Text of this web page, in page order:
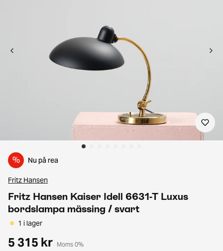
% Nu på rea
Fritz Hansen
Fritz Hansen Kaiser Idell 6631-T Luxus
bordslampa mässing / svart
1 i lager
5 315 kr Moms 0%